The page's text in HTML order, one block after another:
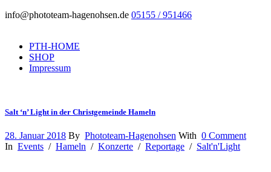
info@phototeam-hagenohsen.de 05155 / 951466
PTH-HOME
SHOP
Impressum
Salt ‘n’ Light in der Christgemeinde Hameln
28. Januar 2018 By Phototeam-Hagenohsen With 0 Comment
In Events / Hameln / Konzerte / Reportage / Salt'n'Light